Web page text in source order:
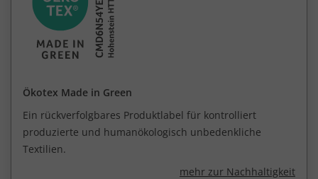
Ökotex Made in Green
Ein rückverfolgbares Produktlabel für kontrolliert
produzierte und humanökologisch unbedenkliche
Textilien.
mehr zur Nachhaltigkeit